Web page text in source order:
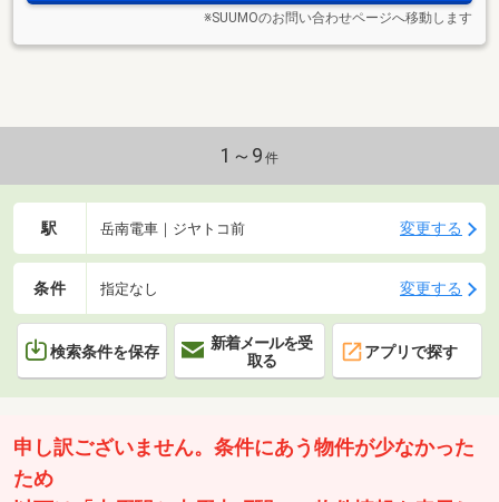
※SUUMOのお問い合わせページへ移動します
1～9 件
駅 岳南電車｜ジヤトコ前 変更する
条件 指定なし 変更する
検索条件を保存
新着メールを受
取る
アプリで探す
申し訳ございません。条件にあう物件が少なかった
ため